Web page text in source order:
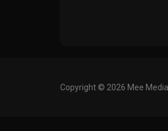
Copyright © 2026 Mee Media